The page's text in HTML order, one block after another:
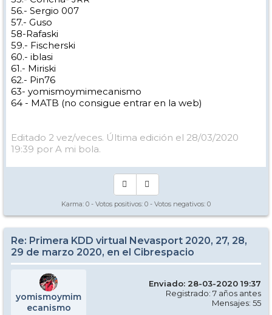
56.- Sergio 007
57.- Guso
58-Rafaski
59.- Fischerski
60.- iblasi
61.- Miriski
62.- Pin76
63- yomismoymimecanismo
64 - MATB (no consigue entrar en la web)
Editado 2 vez/veces. Última edición el 28/03/2020
19:39 por A mi bola.
Karma: 0 - Votos positivos: 0 - Votos negativos: 0
Re: Primera KDD virtual Nevasport 2020, 27, 28,
29 de marzo 2020, en el Cibrespacio
yomismoymim
ecanismo
Enviado: 28-03-2020 19:37
Registrado: 7 años antes
Mensajes: 55